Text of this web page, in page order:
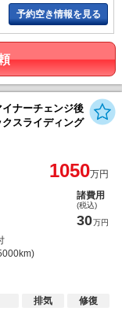
予約空き情報を見る
ナーチェンジ後
スライディング
1050万円
諸費用
(税込)
30万円
排気
修復